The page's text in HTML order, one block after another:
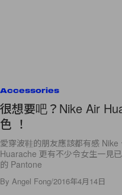
Accessories
很想要吧？Nike Air
色 ！
愛穿波鞋的朋友應該都有感
Huarache 更有不少令女生一見
的 Pantone
By Angel Fong/2016年4月14日